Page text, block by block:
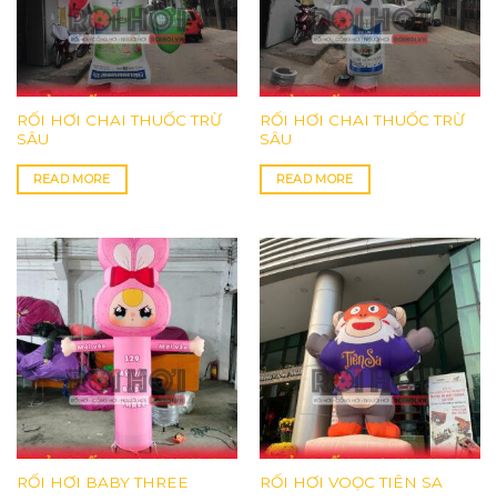
RỐI HƠI CHAI THUỐC TRỪ
SÂU
READ MORE
RỐI HƠI CHAI THUỐC TRỪ
SÂU
READ MORE
RỐI HƠI BABY THREE RỐI HƠI VOỌC TIÊN SA